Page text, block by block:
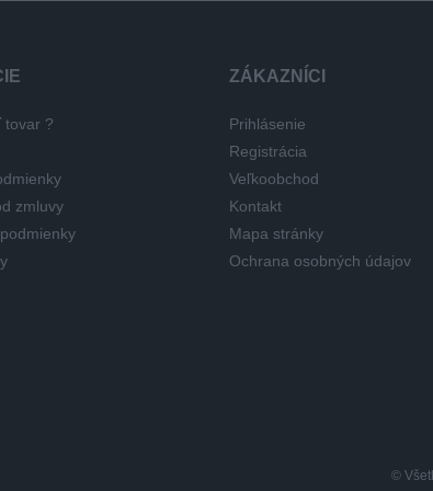
tovar ?
zmluvy
ZÁKAZNÍCI
Prihlásenie
Registrácia
Veľkoobchod
Kontakt
Mapa stránky
Ochrana osobných údajov
©